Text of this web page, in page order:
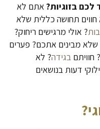
בזוגיות?אתם לא
תחושה כללית שלא
? אולי מרגישים ריחוק?
שלא מבינים אתכם? פערים
בגידה? לא
דעות בנושאים